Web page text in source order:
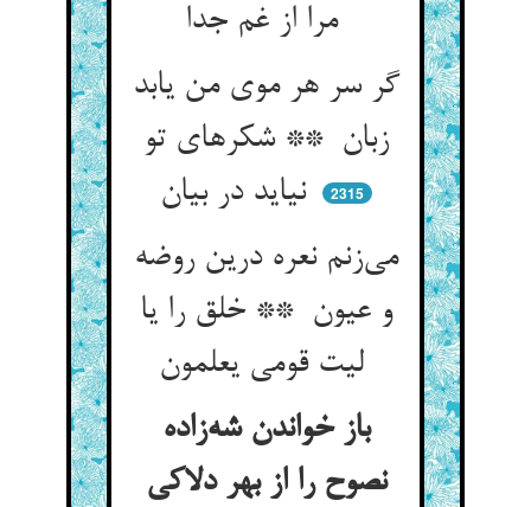
مرا از غم جدا
گر سر هر موی من یابد
زبان ** شکرهای تو
نیاید در بیان
2315
می‌زنم نعره درین روضه
و عیون ** خلق را یا
لیت قومی یعلمون
باز خواندن شه‌زاده
نصوح را از بهر دلاکی